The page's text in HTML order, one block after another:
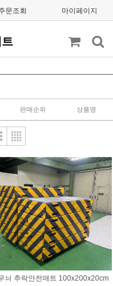
문조회 마이페이지
판매순위 상품명
늬 추락안전매트 100x200x20cm